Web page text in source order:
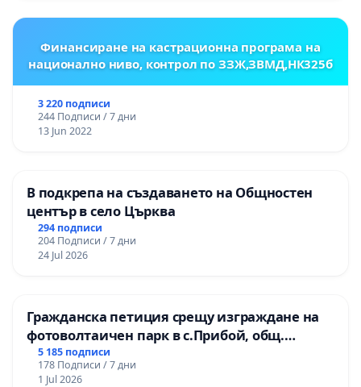
Финансиране на кастрационна програма на
национално ниво, контрол по ЗЗЖ,ЗВМД,НК325б
3 220 подписи
244 Подписи / 7 дни
13 Jun 2022
В подкрепа на създаването на Общностен
център в село Църква
294 подписи
204 Подписи / 7 дни
24 Jul 2026
Гражданска петиция срещу изграждане на
фотоволтаичен парк в с.Прибой, общ.
Радомир
5 185 подписи
178 Подписи / 7 дни
1 Jul 2026